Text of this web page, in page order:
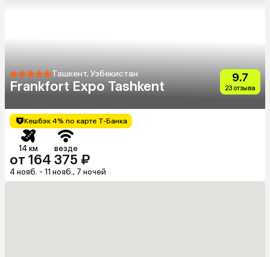
Ташкент, Узбекистан
Frankfort Expo Tashkent
9.7
23 отзыва
Кешбэк 4% по карте Т-Банка
14 км везде
от 164 375 ₽
4 нояб. - 11 нояб., 7 ночей